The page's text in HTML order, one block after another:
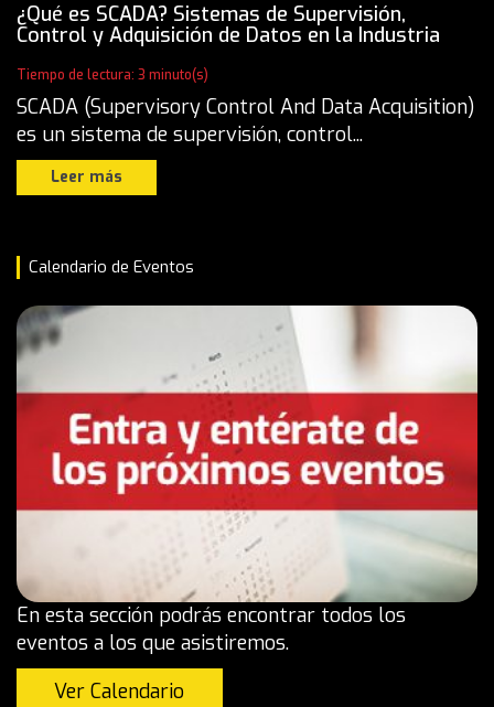
¿Qué es SCADA? Sistemas de Supervisión,
Control y Adquisición de Datos en la Industria
Tiempo de lectura: 3 minuto(s)
SCADA (Supervisory Control And Data Acquisition)
es un sistema de supervisión, control...
Leer más
Calendario de Eventos
En esta sección podrás encontrar todos los
eventos a los que asistiremos.
Ver Calendario